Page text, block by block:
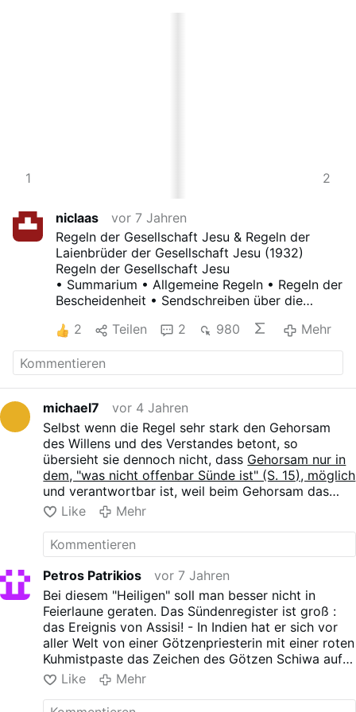
3 4
1 2
niclaas
vor 7 Jahren
Regeln der Gesellschaft Jesu & Regeln der
Laienbrüder der Gesellschaft Jesu (1932)
Regeln der Gesellschaft Jesu
• Summarium • Allgemeine Regeln • Regeln der
Bescheidenheit • Sendschreiben über die
Gelübde
Regeln der Laienbrüder der Gesellschaft Jesu
(ab S. 64)
• Regeln der Laienbrüder • Regeln des
Regeln des Pförtners • Regeln des
Kleiderbewahrers • Regeln des Einkäufers •
Regeln des Ausspenders oder des Bruders, der
die Vorratskammer und den Keller zu besorgen
hat • Regeln des Koches • Regeln des
Aufweckers • Regeln des Bruders, der Nachts
in den Zimmern nachsieht • Heilige Messen und
Gebete, die den Unsrigen allgemein
vorgeschrieben sind
2 Teilen 2 980 Mehr
michael7
vor 4 Jahren
Selbst wenn die Regel sehr stark den Gehorsam
des Willens und des Verstandes betont, so
übersieht sie dennoch nicht, dass Gehorsam nur in
dem, "was nicht offenbar Sünde ist" (S. 15), möglich
und verantwortbar ist, weil beim Gehorsam das
Auge letztlich immer "auf Gott, unseren Schöpfer
und Herrn, gerichtet sein" muss. "Denn Er ist es, um
dessentwillen man dem Menschen Gehorsam
leistet" (S. 16).
Wenn uns also etwas befohlen wird, was dem
Willen Gottes, den göttlichen Tugenden des
Glaubens, der Hoffnung und der Liebe oder der
Überlieferung der Kirche widerstreitet, welche
diese Tugenden durch die Jahrhunderte
weiterträgt, dann gilt das, was die Kirche seit den
Tagen der Apostel mit Festigkeit vertritt: "Man
muss Gott mehr gehorchen als den Menschen"
(Apg. 5,29; vgl. 4,19).
Like Mehr
Petros Patrikios
vor 7 Jahren
Bei diesem "Heiligen" soll man besser nicht in
Feierlaune geraten. Das Sündenregister ist groß :
das Ereignis von Assisi! - In Indien hat er sich vor
aller Welt von einer Götzenpriesterin mit einer roten
Kuhmistpaste das Zeichen des Götzen Schiwa auf
die Stirn malen lassen. - Leugnen der Erbsünde. -
Irrtum in der Trinitaetslehre, der Hl. Geist geht nur
vom Vater aus. - Fanatisches Vertreten der
Like Mehr